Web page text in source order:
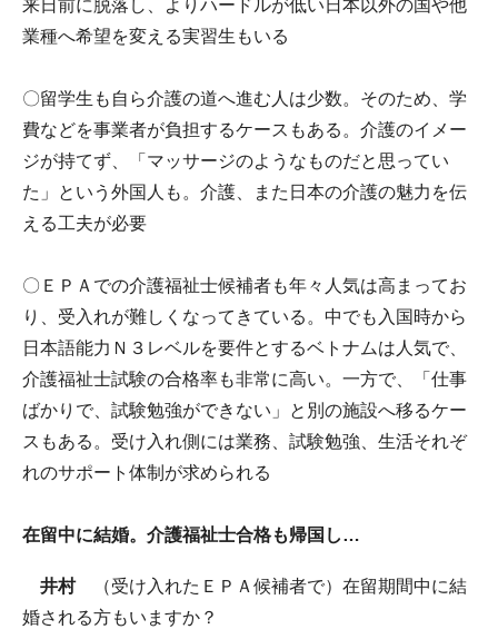
来日前に脱落し、よりハードルが低い日本以外の国や他
業種へ希望を変える実習生もいる
〇留学生も自ら介護の道へ進む人は少数。そのため、学
費などを事業者が負担するケースもある。介護のイメー
ジが持てず、「マッサージのようなものだと思ってい
た」という外国人も。介護、また日本の介護の魅力を伝
える工夫が必要
〇ＥＰＡでの介護福祉士候補者も年々人気は高まってお
り、受入れが難しくなってきている。中でも入国時から
日本語能力Ｎ３レベルを要件とするベトナムは人気で、
介護福祉士試験の合格率も非常に高い。一方で、「仕事
ばかりで、試験勉強ができない」と別の施設へ移るケー
スもある。受け入れ側には業務、試験勉強、生活それぞ
れのサポート体制が求められる
在留中に結婚。介護福祉士合格も帰国し…
井村（受け入れたＥＰＡ候補者で）在留期間中に結
婚される方もいますか？